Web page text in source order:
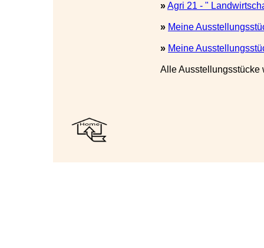
»Agri 21 - "
» Meine
» Meine
Alle Ausstellungsstücke